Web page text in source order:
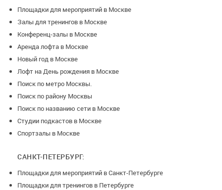
Площадки для мероприятий в Москве
Залы для тренингов в Москве
Конференц-залы в Москве
Аренда лофта в Москве
Новый год в Москве
Лофт на День рождения в Москве
Поиск по метро Москвы.
Поиск по району Москвы
Поиск по названию сети в Москве
Студии подкастов в Москве
Спортзалы в Москве
САНКТ-ПЕТЕРБУРГ:
Площадки для мероприятий в Санкт-Петербурге
Площадки для тренингов в Петербурге